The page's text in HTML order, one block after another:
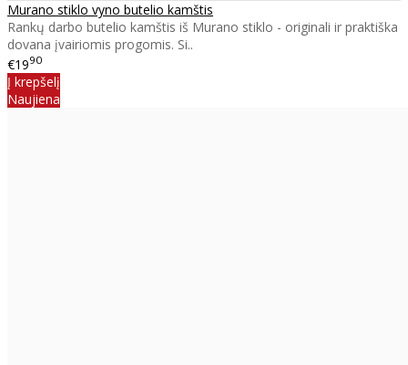
Murano stiklo vyno butelio kamštis
Rankų darbo butelio kamštis iš Murano stiklo - originali ir praktiška
dovana įvairiomis progomis. Si..
€1990
Į krepšelį
Naujiena